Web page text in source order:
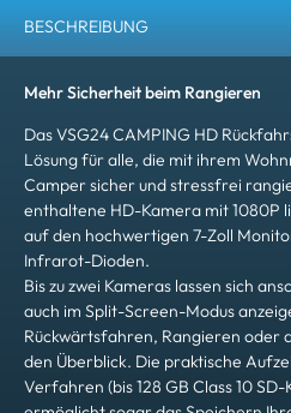
BESCHREIBUNG
Mehr Sicherheit beim Rangieren
Das VSG24 CAMPING HD
Lösung für alle, die mit ihrem
Camper sicher und stressfrei
enthaltene HD-Kamera mit 1080P
auf den hochwertigen 7-Zoll
Infrarot-Dioden.
Bis zu zwei Kameras lassen sich
auch im Split-Screen-Modus
Rückwärtsfahren, Rangieren oder
den Überblick. Die praktische
Verfahren (bis 128 GB Class 10